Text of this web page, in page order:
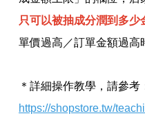
只可以被抽成分潤到多少
單價過高／訂單金額過高
＊詳細操作教學，請參考
https://shopstore.tw/